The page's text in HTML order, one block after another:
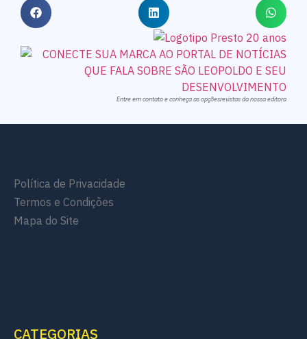
Entre em contato e conheça as opçõesrevistas da nossa editora
Política de Privacidade
Termos e Condições
Mapa do Site
CATEGORIAS